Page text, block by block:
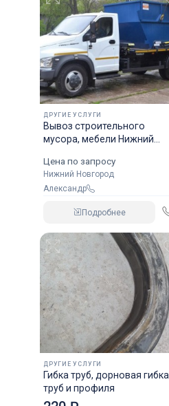
ДРУГИЕ УСЛУГИ
Вывоз строительного
мусора, мебели Нижний
Цена по запросу
Нижний Новгород
Александр
Подробнее
ДРУГИЕ УСЛУГИ
Гибка труб, дорновая гибка
труб и профиля